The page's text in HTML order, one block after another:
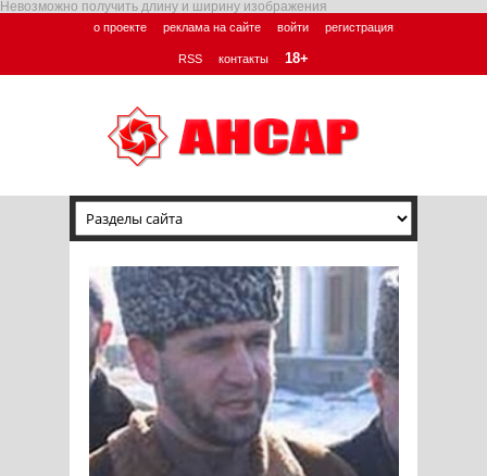
Невозможно получить длину и ширину изображения
о проекте реклама на сайте войти регистрация
RSS контакты 18+